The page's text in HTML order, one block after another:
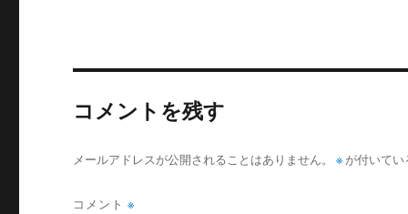
す ウ
き
ま
コメントを残す
メールアドレスが公開されることはありません。 ※ が付いて
コメント※